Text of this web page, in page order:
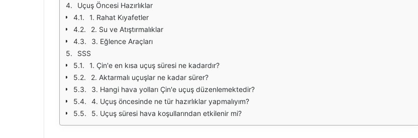
Uçuş Öncesi Hazırlıklar
1. Rahat Kıyafetler
2. Su ve Atıştırmalıklar
3. Eğlence Araçları
SSS
1. Çin'e en kısa uçuş süresi ne kadardır?
2. Aktarmalı uçuşlar ne kadar sürer?
3. Hangi hava yolları Çin'e uçuş düzenlemektedir?
4. Uçuş öncesinde ne tür hazırlıklar yapmalıyım?
5. Uçuş süresi hava koşullarından etkilenir mi?